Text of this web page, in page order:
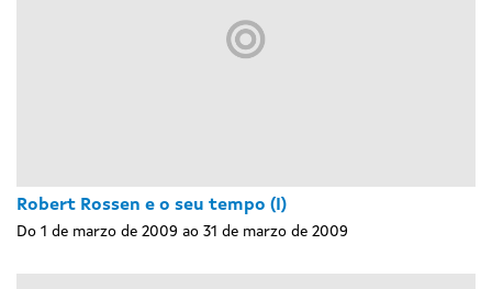
Robert Rossen e o seu tempo (I)
Do 1 de marzo de 2009 ao 31 de marzo de 2009